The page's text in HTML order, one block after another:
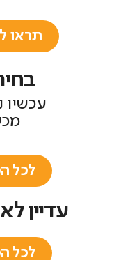
תראו
עכשיו
לכל
עדיין
לכל